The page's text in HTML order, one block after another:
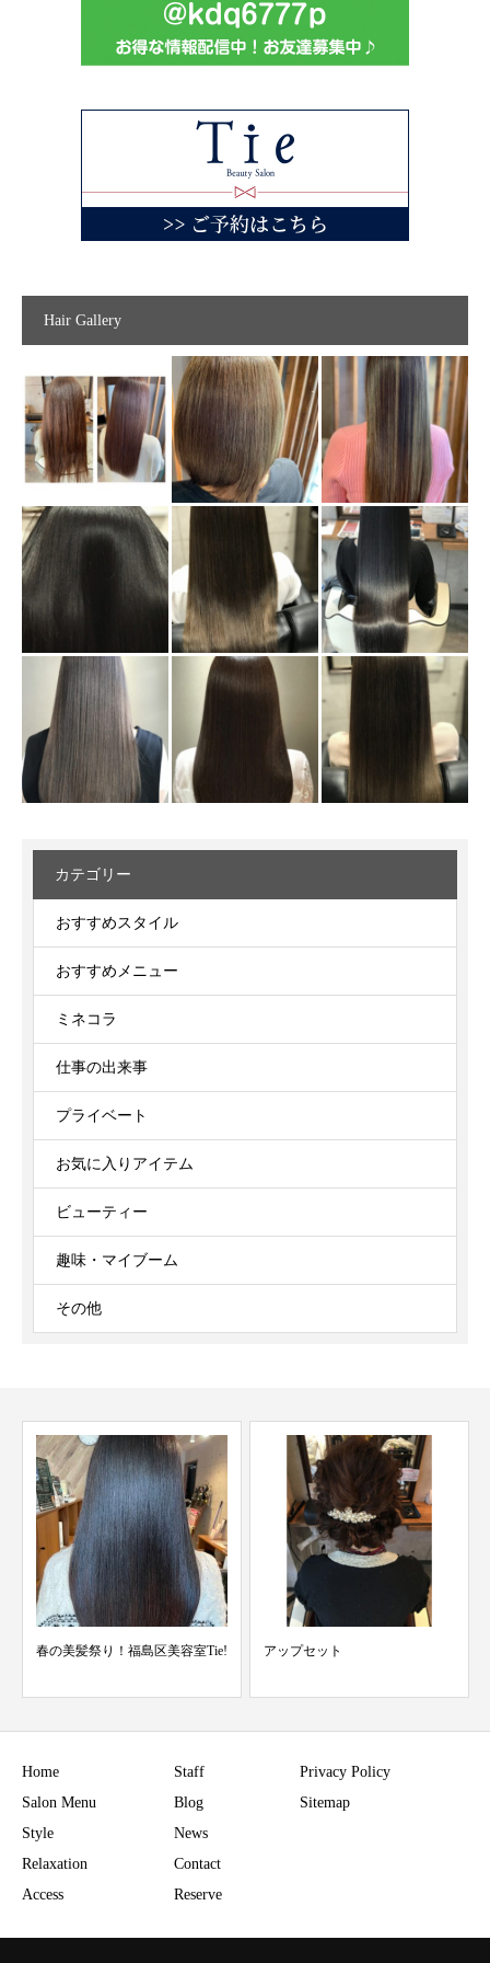
Hair Gallery
カテゴリー
おすすめスタイル
おすすめメニュー
ミネコラ
仕事の出来事
プライベート
お気に入りアイテム
ビューティー
趣味・マイブーム
その他
春の美髪祭り！福島区美容室Tie! アップセット
Home
Salon Menu
Style
Relaxation
Access
Staff
Blog
News
Contact
Reserve
Privacy Policy
Sitemap